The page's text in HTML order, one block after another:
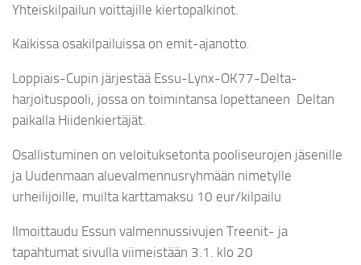
Yhteiskilpailun voittajille kiertopalkinot.
Kaikissa osakilpailuissa on emit-ajanotto.
Loppiais-Cupin järjestää Essu-Lynx-OK77-Delta-
harjoituspooli, jossa on toimintansa lopettaneen Deltan
paikalla Hiidenkiertäjät.
Osallistuminen on veloituksetonta pooliseurojen jäsenille
ja Uudenmaan aluevalmennusryhmään nimetylle
urheilijoille, muilta karttamaksu 10 eur/kilpailu
Ilmoittaudu Essun valmennussivujen Treenit- ja
tapahtumat sivulla viimeistään 3.1. klo 20